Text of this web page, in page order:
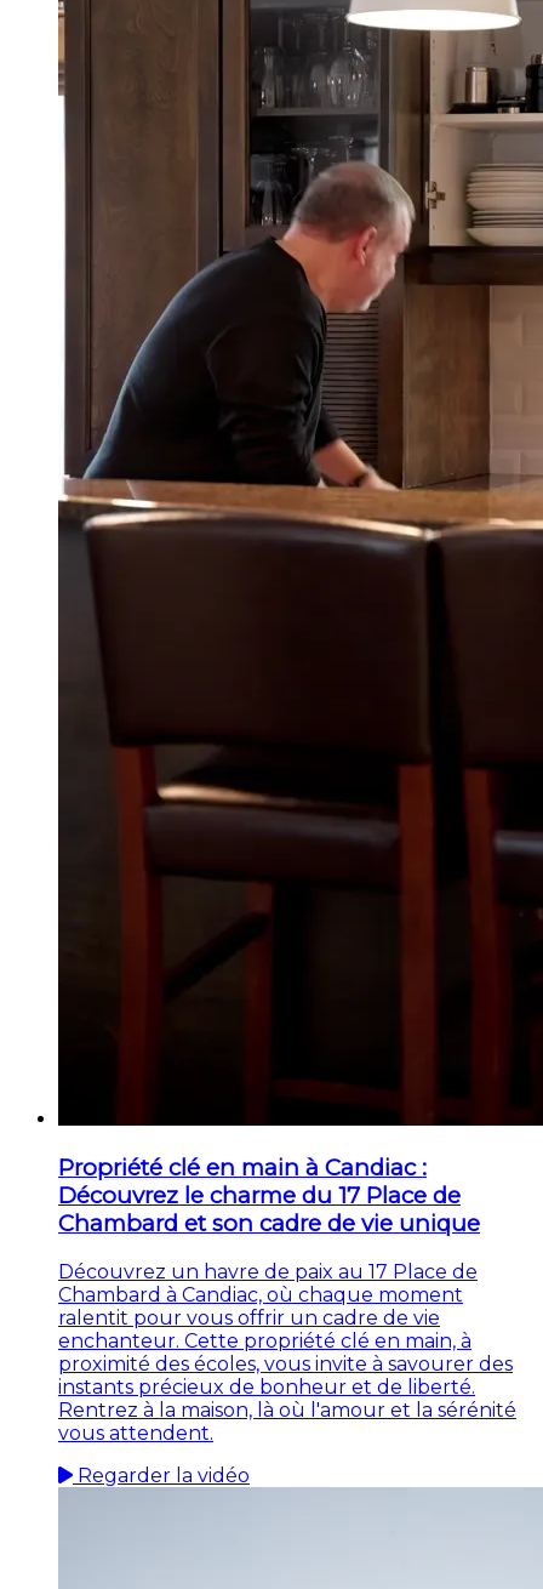
Propriété clé en main à Candiac :
Découvrez le charme du 17 Place de
Chambard et son cadre de vie unique
Découvrez un havre de paix au 17 Place de
Chambard à Candiac, où chaque moment
ralentit pour vous offrir un cadre de vie
enchanteur. Cette propriété clé en main, à
proximité des écoles, vous invite à savourer des
instants précieux de bonheur et de liberté.
Rentrez à la maison, là où l'amour et la sérénité
vous attendent.
Regarder la vidéo